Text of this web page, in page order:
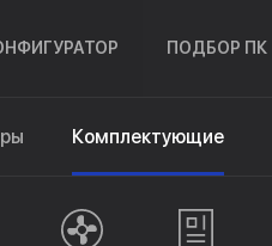
ПОДБОР ПК
Комплектующие